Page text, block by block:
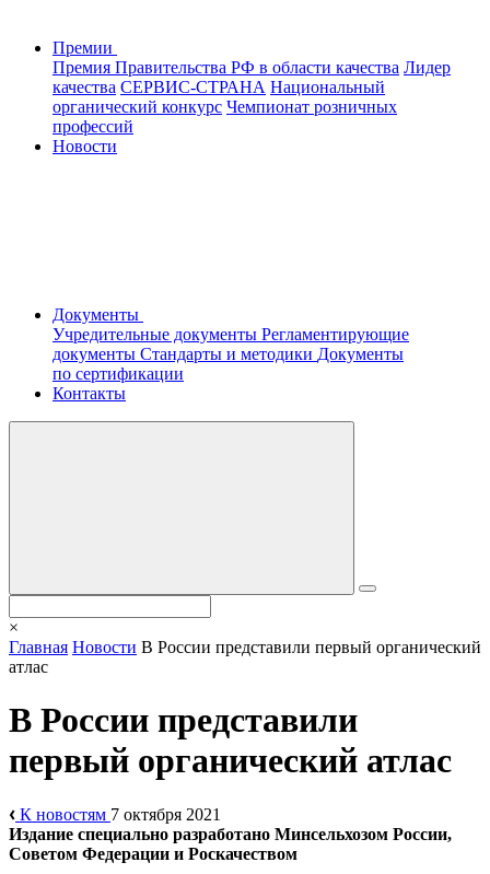
Премии
Премия Правительства РФ в области качества Лидер
качества СЕРВИС-СТРАНА Национальный
органический конкурс Чемпионат розничных
профессий
Новости
Документы
Учредительные документы Регламентирующие
документы Стандарты и методики Документы
по сертификации
Контакты
×
Главная Новости В России представили первый органический
атлас
В России представили
первый органический атлас
К новостям 7 октября 2021
Издание специально разработано Минсельхозом России,
Советом Федерации и Роскачеством